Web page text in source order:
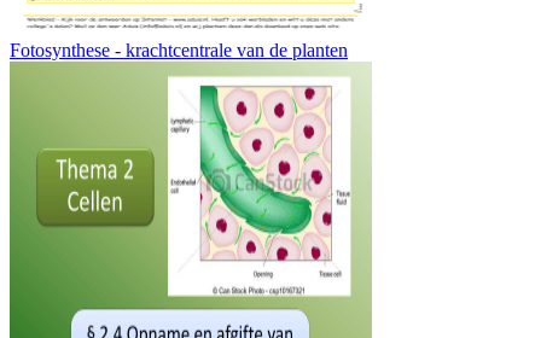
Fotosynthese - krachtcentrale van de planten